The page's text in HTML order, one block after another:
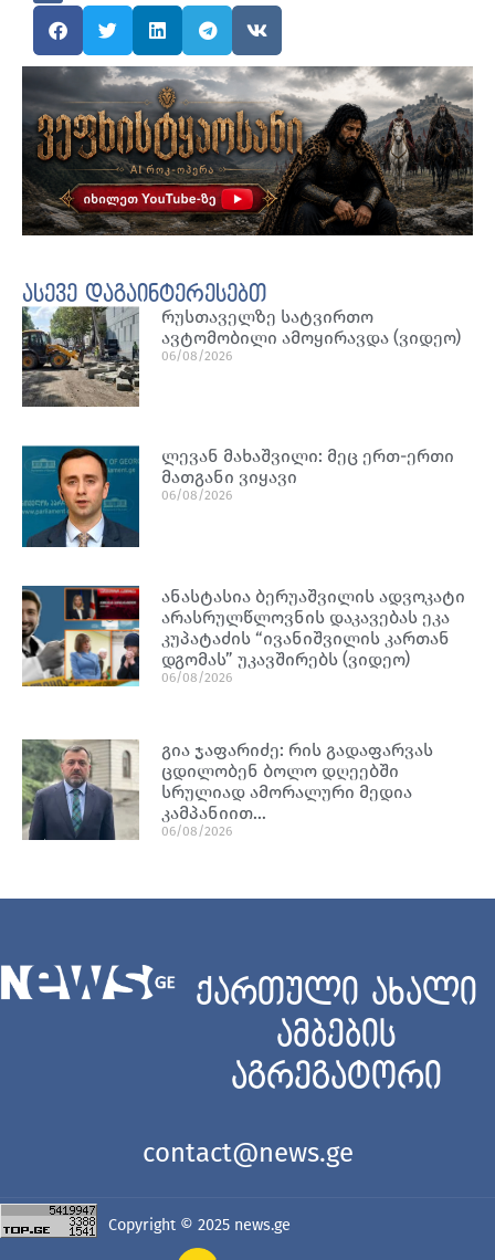
ასევე დაგაინტერესებთ
რუსთაველზე სატვირთო
ავტომობილი ამოყირავდა (ვიდეო)
06/08/2026
ლევან მახაშვილი: მეც ერთ-ერთი
მათგანი ვიყავი
06/08/2026
ანასტასია ბერუაშვილის ადვოკატი
არასრულწლოვნის დაკავებას ეკა
კუპატაძის “ივანიშვილის კართან
დგომას” უკავშირებს (ვიდეო)
06/08/2026
გია ჯაფარიძე: რის გადაფარვას
ცდილობენ ბოლო დღეებში
სრულიად ამორალური მედია
კამპანიით…
06/08/2026
ქართული ახალი
ამბების
აგრეგატორი
contact@news.ge
Copyright © 2025 news.ge